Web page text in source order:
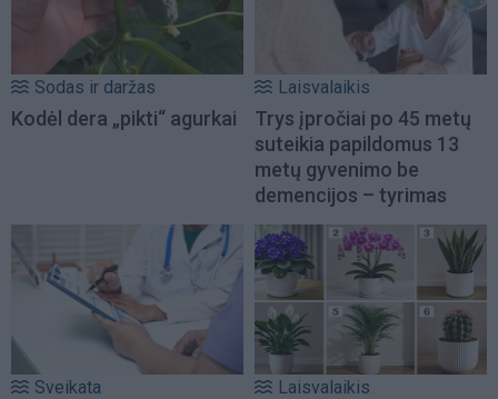
Sodas ir daržas
Kodėl dera „pikti“ agurkai
Laisvalaikis
Trys įpročiai po 45 metų
suteikia papildomus 13
metų gyvenimo be
demencijos – tyrimas
Sveikata Laisvalaikis